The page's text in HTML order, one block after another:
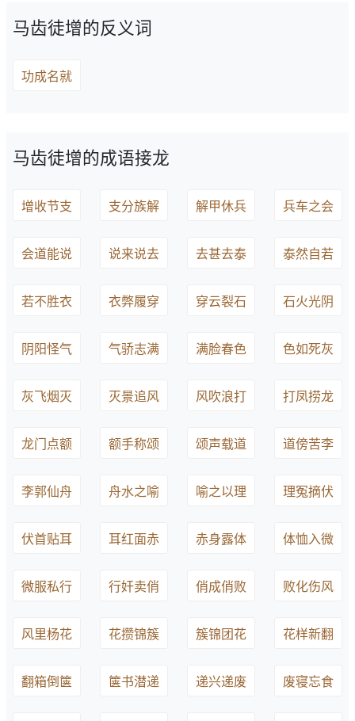
马齿徒增的反义词
功成名就
马齿徒增的成语接龙
增收节支 支分族解 解甲休兵 兵车之会
会道能说 说来说去 去甚去泰 泰然自若
若不胜衣 衣弊履穿 穿云裂石 石火光阴
阴阳怪气 气骄志满 满脸春色 色如死灰
灰飞烟灭 灭景追风 风吹浪打 打凤捞龙
龙门点额 额手称颂 颂声载道 道傍苦李
李郭仙舟 舟水之喻 喻之以理 理冤摘伏
伏首贴耳 耳红面赤 赤身露体 体恤入微
微服私行 行奸卖俏 俏成俏败 败化伤风
风里杨花 花攒锦簇 簇锦团花 花样新翻
翻箱倒箧 箧书潜递 递兴递废 废寝忘食